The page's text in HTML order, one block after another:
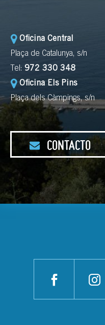
Oficina Central
Plaça de Catalunya, s/n
Tel: 972 330 348
Oficina Els Pins
Plaça dels Càmpings, s/n
CONTACTO